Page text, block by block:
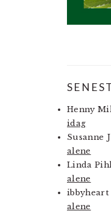
Henny
idag
Susanne J
alene
Linda Pihl
alene
ibbyheart
alene